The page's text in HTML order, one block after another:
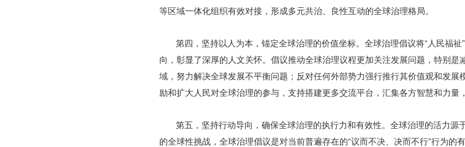
等区域一体化组织有效对接，形成多元共治、良性互动的全球治理格局。
第四，坚持以人为本，锚定全球治理的价值坐标。全球治理倡议将“人民福祉
向，彰显了深厚的人文关怀。倡议推动全球治理议程更加关注发展问题，特别
域，努力解决全球发展不平衡问题；反对任何外部势力强行推行其价值观和发
励和扩大人民对全球治理的参与，支持搭建更多交流平台，汇集各方智慧和力量
第五，坚持行动导向，确保全球治理的执行力和有效性。全球治理的活力
的全球性挑战，全球治理倡议是对当前普遍存在的“议而不决、决而不行”行为的